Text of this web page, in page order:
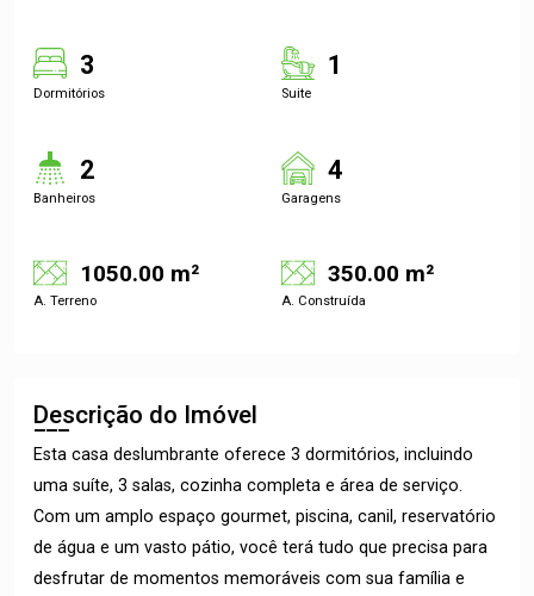
3
Dormitórios
1
Suite
2
Banheiros
4
Garagens
1050.00 m²
A. Terreno
350.00 m²
A. Construída
Descrição do Imóvel
Esta casa deslumbrante oferece 3 dormitórios, incluindo
uma suíte, 3 salas, cozinha completa e área de serviço.
Com um amplo espaço gourmet, piscina, canil, reservatório
de água e um vasto pátio, você terá tudo que precisa para
desfrutar de momentos memoráveis com sua família e